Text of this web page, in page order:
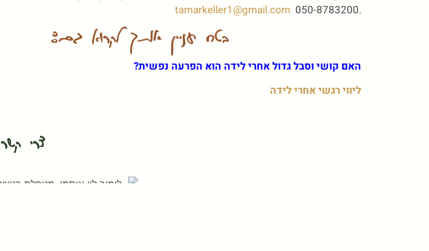
.
tamarkeller1@gmail.com 050-8783200
בטח יעניין אותך לקרוא גם:
האם קושי וסבל גדול אחרי לידה הוא הפרעה נפשית?
ליווי רגשי אחרי לידה
צרי קשר